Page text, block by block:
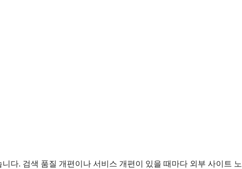
다. 검색 품질 개편이나 서비스 개편이 있을 때마다 외부 사이트 노